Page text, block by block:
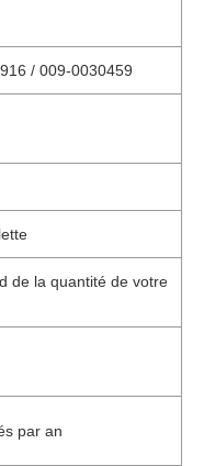
/ 009-0030459
de la quantité de votre
par an